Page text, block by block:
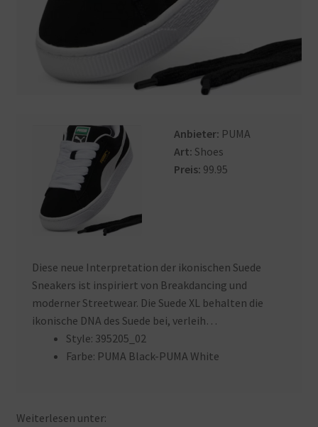
Anbieter: PUMA
Art: Shoes
Preis: 99.95
Diese neue Interpretation der ikonischen Suede
Sneakers ist inspiriert von Breakdancing und
moderner Streetwear. Die Suede XL behalten die
ikonische DNA des Suede bei, verleih…
Style: 395205_02
Farbe: PUMA Black-PUMA White
Weiterlesen unter: